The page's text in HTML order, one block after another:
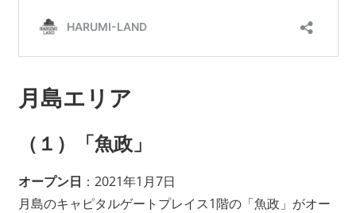
月島エリア
（１）「魚政」
オープン日 ：2021年1月7日
月島のキャピタルゲートプレイス1階の「魚政」がオー